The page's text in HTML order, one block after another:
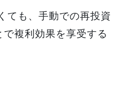
ても、手動での再投資
複利効果を享受する